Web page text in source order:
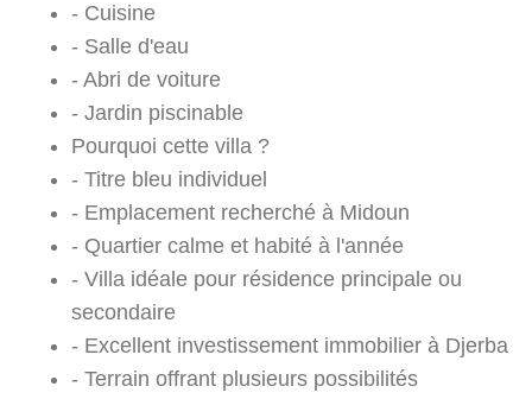
- Cuisine
- Salle d'eau
- Abri de voiture
- Jardin piscinable
Pourquoi cette villa ?
- Titre bleu individuel
- Emplacement recherché à Midoun
- Quartier calme et habité à l'année
- Villa idéale pour résidence principale ou
secondaire
- Excellent investissement immobilier à Djerba
- Terrain offrant plusieurs possibilités